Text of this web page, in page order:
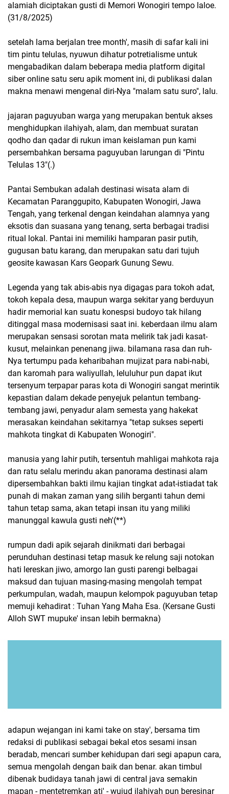
alamiah diciptakan gusti di Memori Wonogiri tempo laloe.
(31/8/2025)
setelah lama berjalan tree month', masih di safar kali ini
tim pintu telulas, nyuwun dihatur potretialisme untuk
mengabadikan dalam beberapa media platform digital
siber online satu seru apik moment ini, di publikasi dalan
makna menawi mengenal diri-Nya "malam satu suro", lalu.
jajaran paguyuban warga yang merupakan bentuk akses
menghidupkan ilahiyah, alam, dan membuat suratan
qodho dan qadar di rukun iman keislaman pun kami
persembahkan bersama paguyuban larungan di "Pintu
Telulas 13"(.)
Pantai Sembukan adalah destinasi wisata alam di
Kecamatan Paranggupito, Kabupaten Wonogiri, Jawa
Tengah, yang terkenal dengan keindahan alamnya yang
eksotis dan suasana yang tenang, serta berbagai tradisi
ritual lokal. Pantai ini memiliki hamparan pasir putih,
gugusan batu karang, dan merupakan satu dari tujuh
geosite kawasan Kars Geopark Gunung Sewu.
Legenda yang tak abis-abis nya digagas para tokoh adat,
tokoh kepala desa, maupun warga sekitar yang berduyun
hadir memorial kan suatu konespsi budoyo tak hilang
ditinggal masa modernisasi saat ini. keberdaan ilmu alam
merupakan sensasi sorotan mata melirik tak jadi kasat-
kusut, melainkan penenang jiwa. bilamana rasa dan ruh-
Nya tertumpu pada keharibahan mujizat para nabi-nabi,
dan karomah para waliyullah, leluluhur pun dapat ikut
tersenyum terpapar paras kota di Wonogiri sangat merintik
kepastian dalam dekade penyejuk pelantun tembang-
tembang jawi, penyadur alam semesta yang hakekat
merasakan keindahan sekitarnya "tetap sukses seperti
mahkota tingkat di Kabupaten Wonogiri".
manusia yang lahir putih, tersentuh mahligai mahkota raja
dan ratu selalu merindu akan panorama destinasi alam
dipersembahkan bakti ilmu kajian tingkat adat-istiadat tak
punah di makan zaman yang silih berganti tahun demi
tahun tetap sama, akan tetapi insan itu yang miliki
manunggal kawula gusti neh'(**)
rumpun dadi apik sejarah dinikmati dari berbagai
perunduhan destinasi tetap masuk ke relung saji notokan
hati lereskan jiwo, amorgo lan gusti parengi belbagai
maksud dan tujuan masing-masing mengolah tempat
perkumpulan, wadah, maupun kelompok paguyuban tetap
memuji kehadirat : Tuhan Yang Maha Esa. (Kersane Gusti
Alloh SWT mupuke' insan lebih bermakna)
adapun wejangan ini kami take on stay', bersama tim
redaksi di publikasi sebagai bekal etos sesami insan
beradab, mencari sumber kehidupan dari segi apapun cara,
semua mengolah dengan baik dan benar. akan timbul
dibenak budidaya tanah jawi di central java semakin
mapan - mentetremkan ati' - wujud ilahiyah pun beresinar